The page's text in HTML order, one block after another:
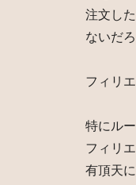
注文し
ないだ
フィリ
特にルー
フィリ
有頂天